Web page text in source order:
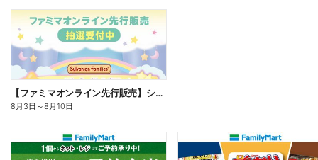
【ファミマオンライン先行販売】シルバニアファミリー
8月3日 ～8月10日